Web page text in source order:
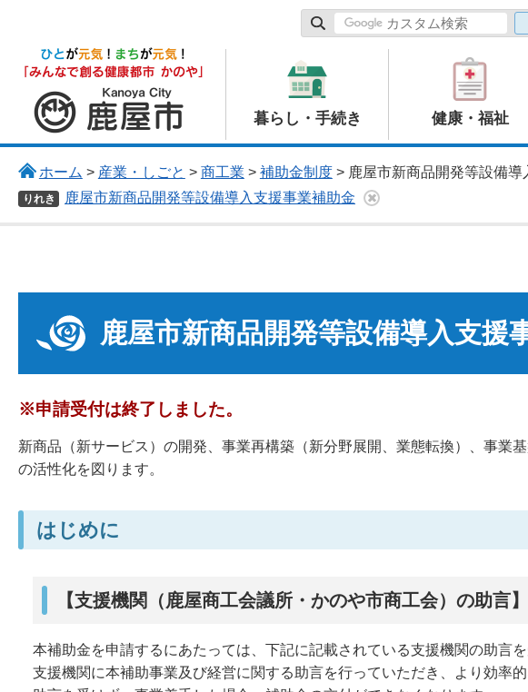
鹿屋市
暮らし・手続き 健康・福祉
ホーム > 産業・しごと > 商工業 > 補助金制度> 鹿屋市新商品開発等設備導
りれき 鹿屋市新商品開発等設備導入支援事業補助金
鹿屋市新商品開発等設備導入支援
※申請受付は終了しました。
新商品（新サービス）の開発、事業再構築（新分野展開、業態転換）、事業
の活性化を図ります。
はじめに
【支援機関（鹿屋商工会議所・かのや市商工会）の助言】
本補助金を申請するにあたっては、下記に記載されている支援機関の助言
支援機関に本補助事業及び経営に関する助言を行っていただき、より効率